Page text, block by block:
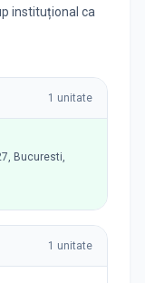
instituțional ca
1 unitate
Bucuresti,
1 unitate